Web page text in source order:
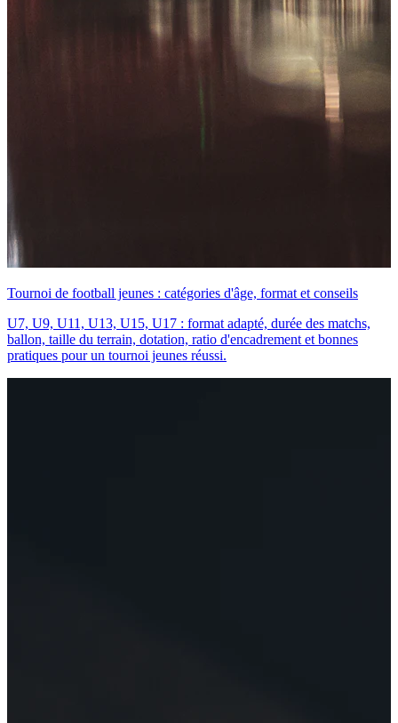
Tournoi de football jeunes : catégories d'âge, format et conseils
U7, U9, U11, U13, U15, U17 : format adapté, durée des matchs,
ballon, taille du terrain, dotation, ratio d'encadrement et bonnes
pratiques pour un tournoi jeunes réussi.